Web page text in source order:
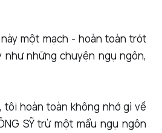
một mạch - hoàn toàn trót
như những chuyện ngụ ngôn,
tôi hoàn toàn không nhớ gì về
SỸ trừ một mẩu ngụ ngôn